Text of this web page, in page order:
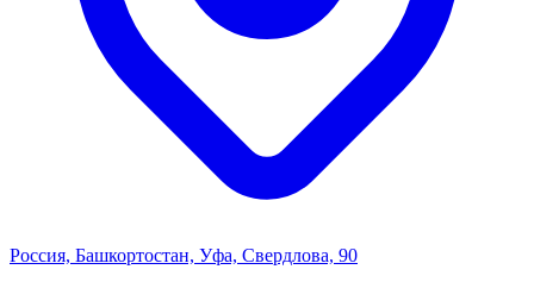
Россия, Башкортостан, Уфа, Свердлова, 90